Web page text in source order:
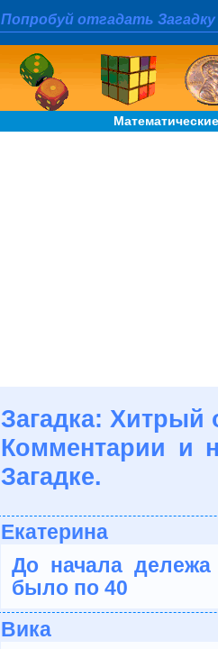
Попробуй отгадать Загадку
Загадка: Хитрый
Комментарии и
Загадке.
Екатерина
До начала
было по 40
Вика